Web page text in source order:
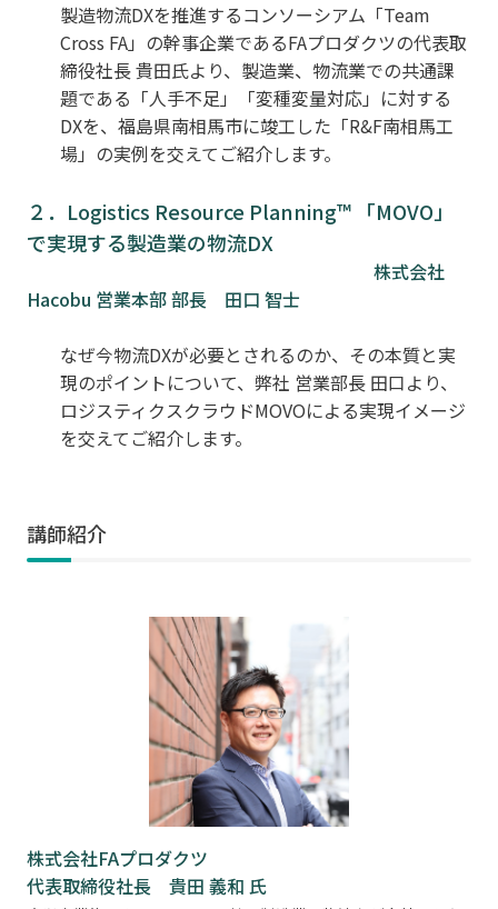
製造物流DXを推進するコンソーシアム「Team
Cross FA」の幹事企業であるFAプロダクツの代表取
締役社長 貴田氏より、製造業、物流業での共通課
題である「人手不足」「変種変量対応」に対する
DXを、福島県南相馬市に竣工した「R&F南相馬工
場」の実例を交えてご紹介します。
２．Logistics Resource Planning™ 「MOVO」
で実現する製造業の物流DX
株式会社
Hacobu 営業本部 部長 田口 智士
なぜ今物流DXが必要とされるのか、その本質と実
現のポイントについて、弊社 営業部長 田口より、
ロジスティクスクラウドMOVOによる実現イメージ
を交えてご紹介します。
講師紹介
株式会社FAプロダクツ
代表取締役社長 貴田 義和 氏